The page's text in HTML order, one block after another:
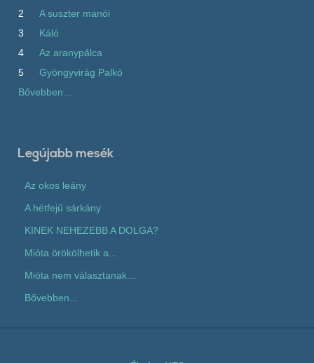
2
A suszter manói
3
Káló
4
Az aranypálca
5
Gyöngyvirág Palkó
Bővebben...
Legújabb mesék
Az okos leány
A hétfejű sárkány
KINEK NEHEZEBB A DOLGA?
Mióta örökölhetik a...
Mióta nem választanak...
Bővebben...